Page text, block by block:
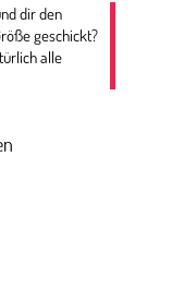
dir den
geschickt?
alle